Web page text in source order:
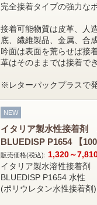
完全接着タイプの強力な
接着可能物質は皮革、人
底、繊維製品、金属、合
吟面は表面を荒らせば接
革はそのままでは接着で
※レターパックプラスで
NEW
イタリア製水性接着剤
BLUEDISP P1654 【
販売価格(税込): 1,320～
イタリア製水溶性接着剤
BLUEDISP P1654 水性
(ポリウレタン水性接着剤)